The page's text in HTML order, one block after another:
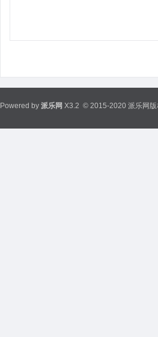
Powered by 派乐网 X3.2 © 2015-2020 派乐网版